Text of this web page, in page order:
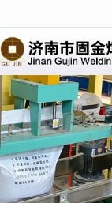
网站首页 关于我们
荣誉资质
产品检测